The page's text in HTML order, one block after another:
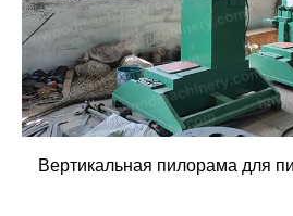
Вертикальная пилорама для